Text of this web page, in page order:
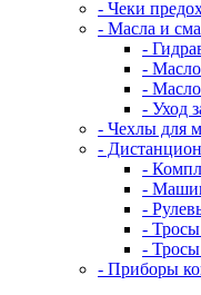
- Чеки
- Масла и
-
- Масло
- Масло
- Уход
- Чехлы для
-
-
-
-
- Тросы
-
- Приборы